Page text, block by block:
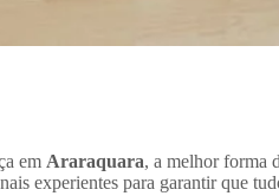
em Araraquara, a melhor forma
experientes para garantir que